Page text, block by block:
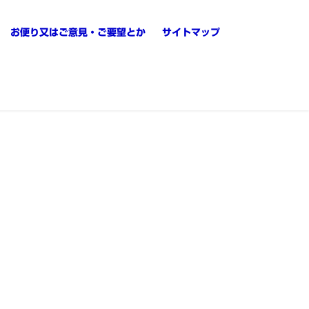
お便り又はご意見・ご要望とか サイトマップ